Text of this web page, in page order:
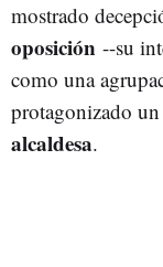
mostrado
oposición --su
como una
protagonizado un
alcaldesa.